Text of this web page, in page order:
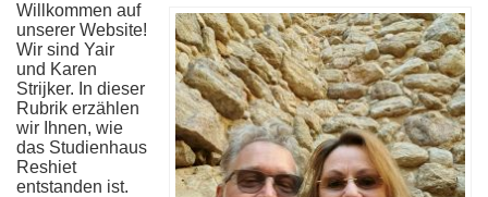
Willkommen auf
unserer Website!
Wir sind Yair
und Karen
Strijker. In dieser
Rubrik erzählen
wir Ihnen, wie
das Studienhaus
Reshiet
entstanden ist.